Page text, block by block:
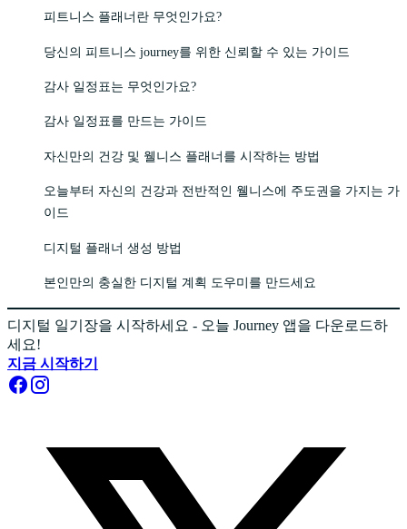
피트니스 플래너란 무엇인가요?
당신의 피트니스 journey를 위한 신뢰할 수 있는 가이드
감사 일정표는 무엇인가요?
감사 일정표를 만드는 가이드
자신만의 건강 및 웰니스 플래너를 시작하는 방법
오늘부터 자신의 건강과 전반적인 웰니스에 주도권을 가지는 가
이드
디지털 플래너 생성 방법
본인만의 충실한 디지털 계획 도우미를 만드세요
디지털 일기장을 시작하세요 - 오늘 Journey 앱을 다운로드하
세요!
지금 시작하기